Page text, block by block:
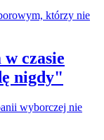
czasie
nigdy"